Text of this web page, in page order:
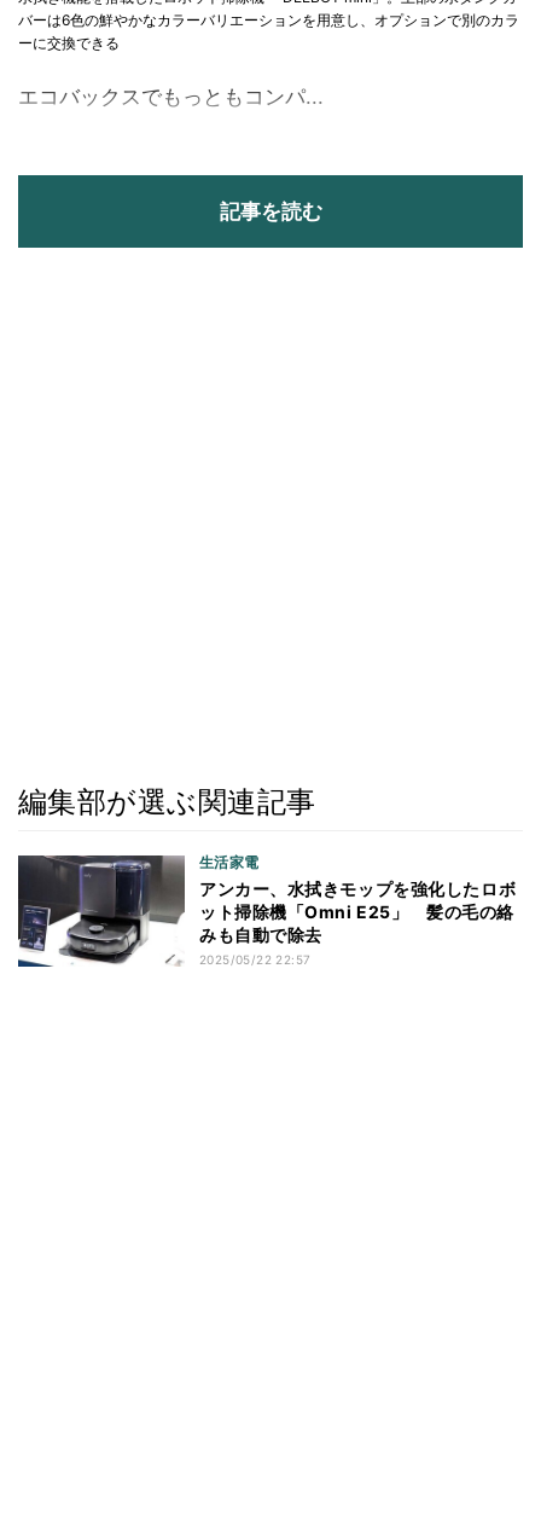
バーは6色の鮮やかなカラーバリエーションを用意し、オプションで別のカラ
ーに交換できる
エコバックスでもっともコンパ...
記事を読む
編集部が選ぶ関連記事
生活家電
アンカー、水拭きモップを強化したロボ
ット掃除機「Omni E25」 髪の毛の絡
みも自動で除去
2025/05/22 22:57